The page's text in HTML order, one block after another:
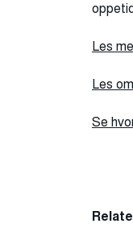
Les
Les
Se